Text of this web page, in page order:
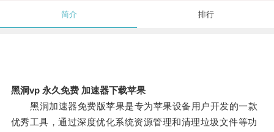
简介 排行
黑洞vp 永久免费 加速器下载苹果
黑洞加速器免费版苹果是专为苹果设备用户开发的一款
优秀工具，通过深度优化系统资源管理和清理垃圾文件等功